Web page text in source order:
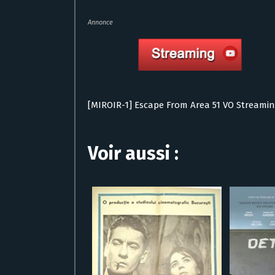
Annonce
[MIROIR-1] Escape From Area 51 VO
Voir aussi :